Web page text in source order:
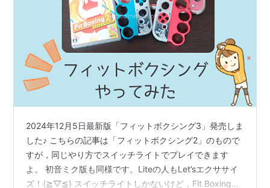
2024年12月5日最新版「フィットボクシング3」発売しま
した♪ こちらの記事は「フィットボクシング2」のもので
すが，同じやり方でスイッチライトでプレイできます
よ。 初音ミク版も同様です。Liteの人もLet’sエクササイ
ズ！(≧▽≦) スイッチライトしかないけど，Fit Boxingで